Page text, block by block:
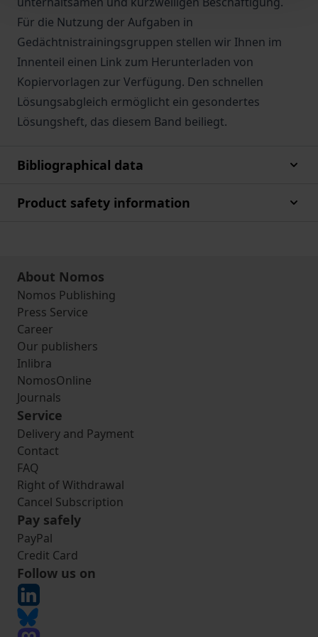
Für die Nutzung der Aufgaben in
Gedächtnistrainingsgruppen stellen wir Ihnen im
Innenteil einen Link zum Herunterladen von
Kopiervorlagen zur Verfügung. Den schnellen
Lösungsabgleich ermöglicht ein gesondertes
Lösungsheft, das diesem Band beiliegt.
Bibliographical data
Product safety information
About Nomos
Nomos Publishing
Press Service
Career
Our publishers
Inlibra
NomosOnline
Journals
Service
Delivery and Payment
Contact
FAQ
Right of Withdrawal
Cancel Subscription
Pay safely
PayPal
Credit Card
Follow us on